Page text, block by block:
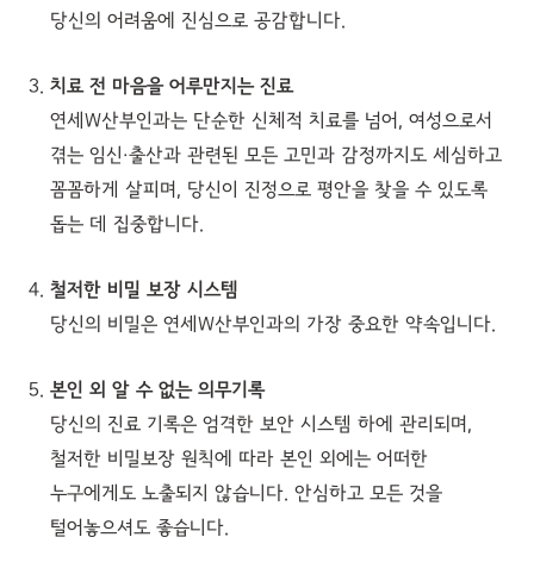
당신의 어려움에 진심으로 공감합니다.
치료 전 마음을 어루만지는 진료
연세W산부인과는 단순한 신체적 치료를 넘어, 여성으로서
겪는 임신·출산과 관련된 모든 고민과 감정까지도 세심하고
꼼꼼하게 살피며, 당신이 진정으로 평안을 찾을 수 있도록
돕는 데 집중합니다.
철저한 비밀 보장 시스템
당신의 비밀은 연세W산부인과의 가장 중요한 약속입니다.
본인 외 알 수 없는 의무기록
당신의 진료 기록은 엄격한 보안 시스템 하에 관리되며,
철저한 비밀보장 원칙에 따라 본인 외에는 어떠한
누구에게도 노출되지 않습니다. 안심하고 모든 것을
털어놓으셔도 좋습니다.